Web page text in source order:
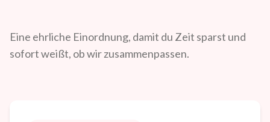
Eine ehrliche Einordnung, damit du Zeit sparst und
sofort weißt, ob wir zusammenpassen.